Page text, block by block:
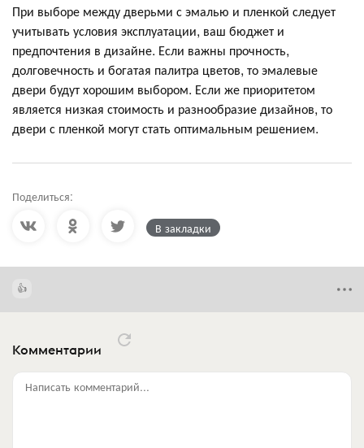
При выборе между дверьми с эмалью и пленкой следует
учитывать условия эксплуатации, ваш бюджет и
предпочтения в дизайне. Если важны прочность,
долговечность и богатая палитра цветов, то эмалевые
двери будут хорошим выбором. Если же приоритетом
является низкая стоимость и разнообразие дизайнов, то
двери с пленкой могут стать оптимальным решением.
Поделиться:
В закладки
Комментарии
Написать комментарий...